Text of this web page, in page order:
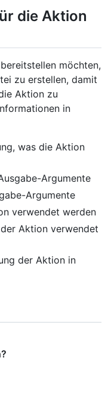
die Aktion
möchten,
zu erstellen, damit
Aktion zu
in
was die Aktion
Argumente
Argumente
verwendet werden
Aktion verwendet
der Aktion in